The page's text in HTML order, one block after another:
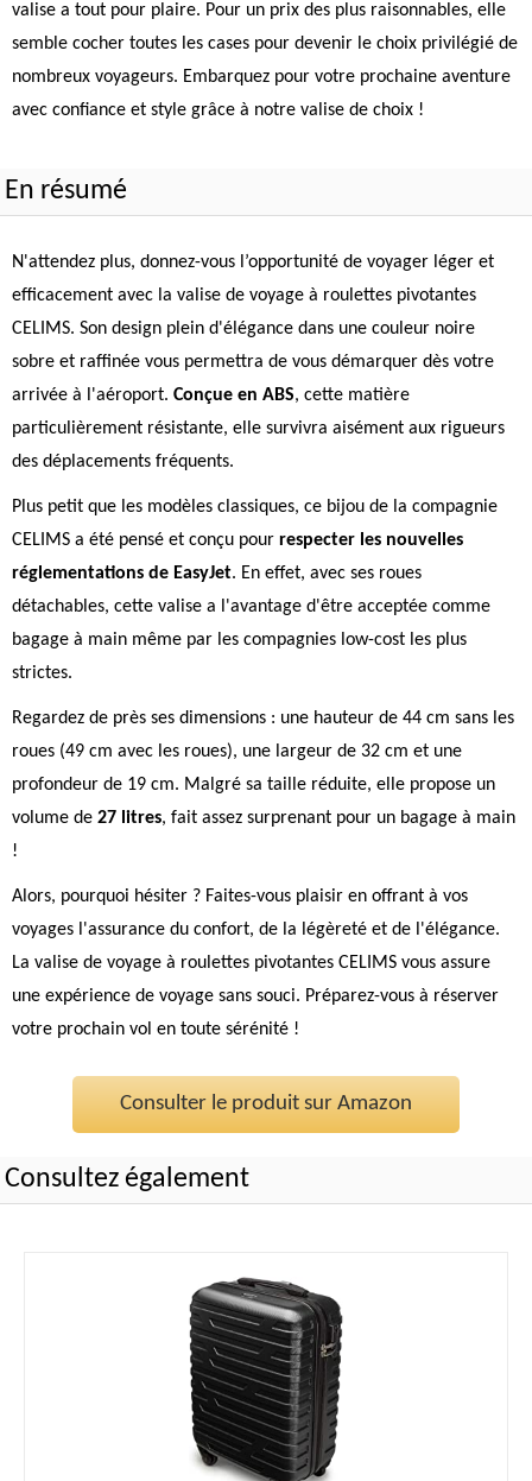
valise a tout pour plaire. Pour un prix des plus raisonnables, elle
semble cocher toutes les cases pour devenir le choix privilégié de
nombreux voyageurs. Embarquez pour votre prochaine aventure
avec confiance et style grâce à notre valise de choix !
En résumé
N'attendez plus, donnez-vous l’opportunité de voyager léger et
efficacement avec la valise de voyage à roulettes pivotantes
CELIMS. Son design plein d'élégance dans une couleur noire
sobre et raffinée vous permettra de vous démarquer dès votre
arrivée à l'aéroport. Conçue en ABS, cette matière
particulièrement résistante, elle survivra aisément aux rigueurs
des déplacements fréquents.
Plus petit que les modèles classiques, ce bijou de la compagnie
CELIMS a été pensé et conçu pour respecter les nouvelles
réglementations de EasyJet. En effet, avec ses roues
détachables, cette valise a l'avantage d'être acceptée comme
bagage à main même par les compagnies low-cost les plus
strictes.
Regardez de près ses dimensions : une hauteur de 44 cm sans les
roues (49 cm avec les roues), une largeur de 32 cm et une
profondeur de 19 cm. Malgré sa taille réduite, elle propose un
volume de 27 litres, fait assez surprenant pour un bagage à main
!
Alors, pourquoi hésiter ? Faites-vous plaisir en offrant à vos
voyages l'assurance du confort, de la légèreté et de l'élégance.
La valise de voyage à roulettes pivotantes CELIMS vous assure
une expérience de voyage sans souci. Préparez-vous à réserver
votre prochain vol en toute sérénité !
Consulter le produit sur Amazon
Consultez également